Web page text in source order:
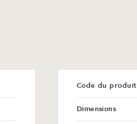
Code du produit
Dimensions